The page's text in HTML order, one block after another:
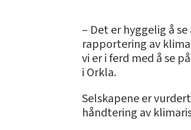
– Det er hyggelig å
rapportering av
vi er i ferd med å se
i Orkla.
Selskapene er
håndtering av